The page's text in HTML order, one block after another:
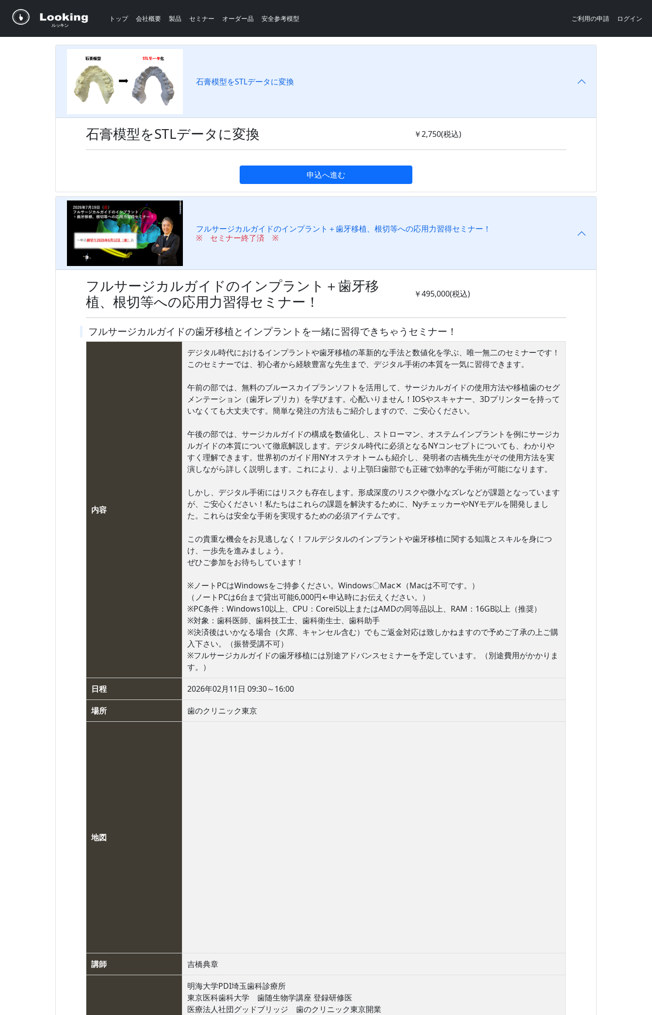
トップ 会社概要 製品 セミナー オーダー品 安全参考模型 ご利用の申請 ログイン
石膏模型をSTLデータに変換
石膏模型をSTLデータに変換 ￥2,750(税込)
申込へ進む
フルサージカルガイドのインプラント＋歯牙移植、根切等への応用力習得セミナー！
※ セミナー終了済 ※
フルサージカルガイドのインプラント＋歯牙移
植、根切等への応用力習得セミナー！
￥495,000(税込)
フルサージカルガイドの歯牙移植とインプラントを一緒に習得できちゃうセミナー！
内容
デジタル時代におけるインプラントや歯牙移植の革新的な手法と数値化を学ぶ、唯一無二のセミナーです！
このセミナーでは、初心者から経験豊富な先生まで、デジタル手術の本質を一気に習得できます。
午前の部では、無料のブルースカイプランソフトを活用して、サージカルガイドの使用方法や移植歯のセグ
メンテーション（歯牙レプリカ）を学びます。心配いりません！IOSやスキャナー、3Dプリンターを持って
いなくても大丈夫です。簡単な発注の方法もご紹介しますので、ご安心ください。
午後の部では、サージカルガイドの構成を数値化し、ストローマン、オステムインプラントを例にサージカ
ルガイドの本質について徹底解説します。デジタル時代に必須となるNYコンセプトについても、わかりや
すく理解できます。世界初のガイド用NYオステオトームも紹介し、発明者の吉橋先生がその使用方法を実
演しながら詳しく説明します。これにより、より上顎臼歯部でも正確で効率的な手術が可能になります。
しかし、デジタル手術にはリスクも存在します。形成深度のリスクや微小なズレなどが課題となっています
が、ご安心ください！私たちはこれらの課題を解決するために、NyチェッカーやNYモデルを開発しまし
た。これらは安全な手術を実現するための必須アイテムです。
この貴重な機会をお見逃しなく！フルデジタルのインプラントや歯牙移植に関する知識とスキルを身につ
け、一歩先を進みましょう。
ぜひご参加をお待ちしています！
※ノートPCはWindowsをご持参ください。Windows〇Mac✕（Macは不可です。）
（ノートPCは6台まで貸出可能6,000円←申込時にお伝えください。）
※PC条件：Windows10以上、CPU：Corei5以上またはAMDの同等品以上、RAM：16GB以上（推奨）
※対象：歯科医師、歯科技工士、歯科衛生士、歯科助手
※決済後はいかなる場合（欠席、キャンセル含む）でもご返金対応は致しかねますので予めご了承の上ご購
入下さい。（振替受講不可）
※フルサージカルガイドの歯牙移植には別途アドバンスセミナーを予定しています。（別途費用がかかりま
す。）
日程 2026年02月11日 09:30～16:00
場所 歯のクリニック東京
地図
講師 吉橋典章
明海大学PDI埼玉歯科診療所
東京医科歯科大学 歯随生物学講座 登録研修医
医療法人社団グッドブリッジ 歯のクリニック東京開業